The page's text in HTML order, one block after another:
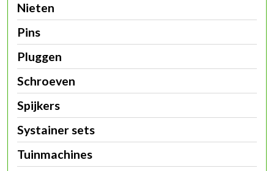
Nieten
Pins
Pluggen
Schroeven
Spijkers
Systainer sets
Tuinmachines